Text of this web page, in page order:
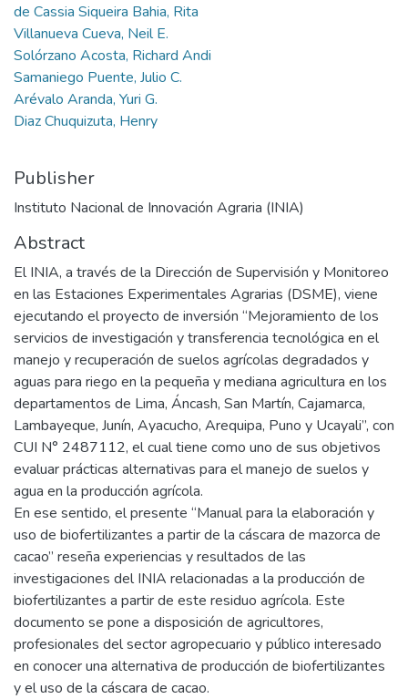
de Cassia Siqueira Bahia, Rita
Villanueva Cueva, Neil E.
Solórzano Acosta, Richard Andi
Samaniego Puente, Julio C.
Arévalo Aranda, Yuri G.
Diaz Chuquizuta, Henry
Publisher
Instituto Nacional de Innovación Agraria (INIA)
Abstract
El INIA, a través de la Dirección de Supervisión y Monitoreo
en las Estaciones Experimentales Agrarias (DSME), viene
ejecutando el proyecto de inversión “Mejoramiento de los
servicios de investigación y transferencia tecnológica en el
manejo y recuperación de suelos agrícolas degradados y
aguas para riego en la pequeña y mediana agricultura en los
departamentos de Lima, Áncash, San Martín, Cajamarca,
Lambayeque, Junín, Ayacucho, Arequipa, Puno y Ucayali”, con
CUI N° 2487112, el cual tiene como uno de sus objetivos
evaluar prácticas alternativas para el manejo de suelos y
agua en la producción agrícola.
En ese sentido, el presente “Manual para la elaboración y
uso de biofertilizantes a partir de la cáscara de mazorca de
cacao” reseña experiencias y resultados de las
investigaciones del INIA relacionadas a la producción de
biofertilizantes a partir de este residuo agrícola. Este
documento se pone a disposición de agricultores,
profesionales del sector agropecuario y público interesado
en conocer una alternativa de producción de biofertilizantes
y el uso de la cáscara de cacao.